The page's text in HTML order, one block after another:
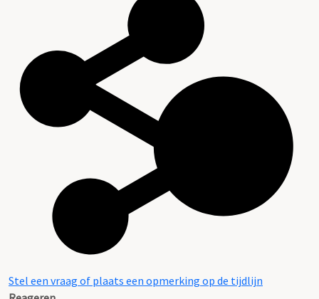
Stel een vraag of plaats een opmerking op de tijdlijn